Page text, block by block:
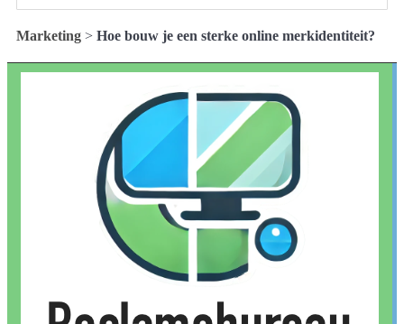
Marketing > Hoe bouw je een sterke online merkidentiteit?